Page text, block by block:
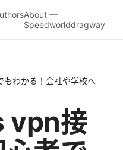
About —
Speedworlddragway
わかる！会社や学校へ
vpn接